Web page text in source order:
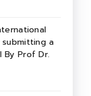
a
Prof Dr.